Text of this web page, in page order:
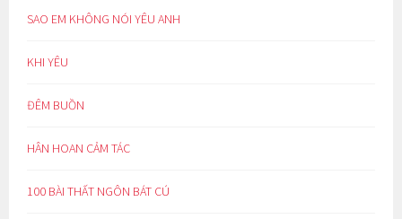
SAO EM KHÔNG NÓI YÊU ANH
KHI YÊU
ĐÊM BUỒN
HÂN HOAN CẢM TÁC
100 BÀI THẤT NGÔN BÁT CÚ